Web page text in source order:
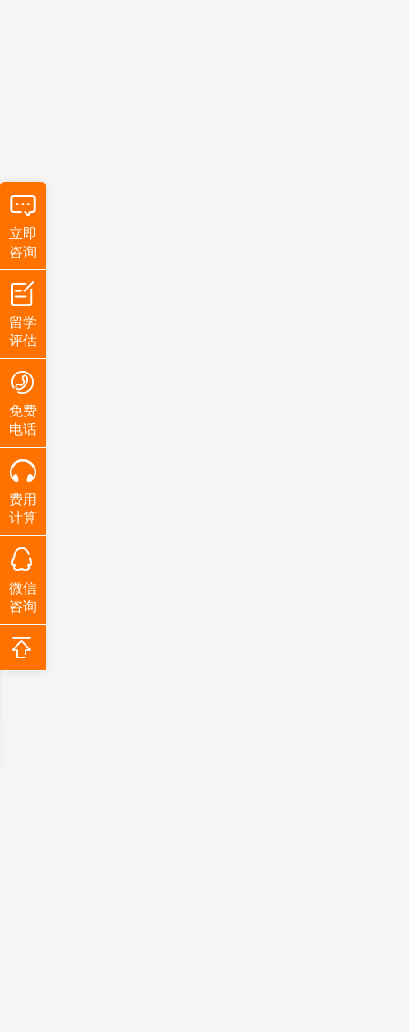
立即
咨询
留学
评估
免费
电话
费用
计算
微信
咨询